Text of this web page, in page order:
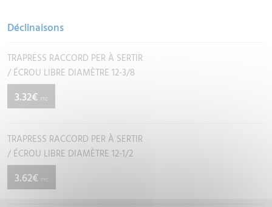
Déclinaisons
TRAPRESS RACCORD PER À SERTIR
/ ÉCROU LIBRE DIAMÈTRE 12-3/8
3.32€ TTC
TRAPRESS RACCORD PER À SERTIR
/ ÉCROU LIBRE DIAMÈTRE 12-1/2
3.62€ TTC